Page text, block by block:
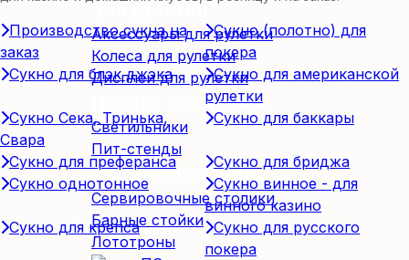
Для рулетки
Аксессуары для рулетки
Колеса для рулетки
Дисплеи для рулетки
Прочие аксессуары
Светильники
Пит-стенды
Доп. оборудование
Сервировочные столики
Барные стойки
Лототроны
Производство сукна на
заказ
Сукно (полотно) для
покера
Сукно для блэк джэка
Сукно для американской
рулетки
Сукно Сека, Тринька,
Свара
Сукно для баккары
Сукно для преферанса
Сукно для бриджа
Сукно однотонное
Сукно винное - для
винного казино
Сукно для крепса
Сукно для русского
покера